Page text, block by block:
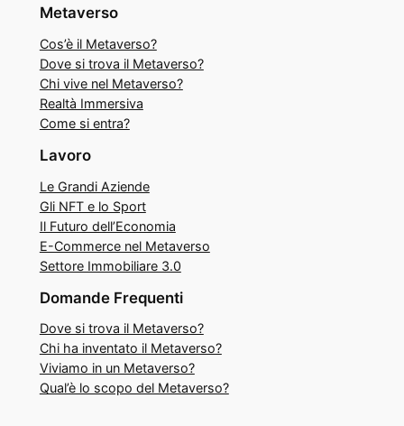
Metaverso
Cos’è il Metaverso?
Dove si trova il Metaverso?
Chi vive nel Metaverso?
Realtà Immersiva
Come si entra?
Lavoro
Le Grandi Aziende
Gli NFT e lo Sport
Il Futuro dell’Economia
E-Commerce nel Metaverso
Settore Immobiliare 3.0
Domande Frequenti
Dove si trova il Metaverso?
Chi ha inventato il Metaverso?
Viviamo in un Metaverso?
Qual’è lo scopo del Metaverso?